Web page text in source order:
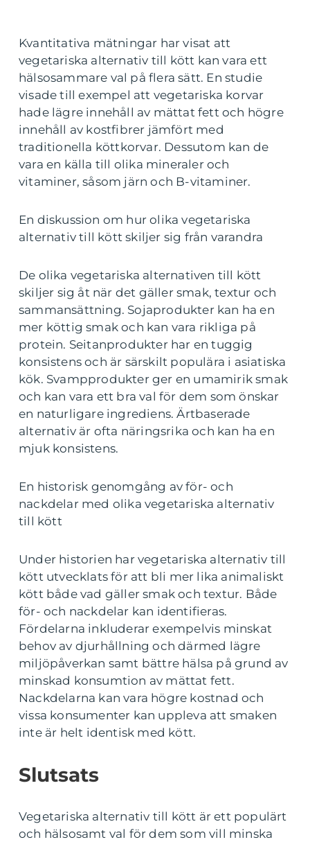
Kvantitativa mätningar har visat att
vegetariska alternativ till kött kan vara ett
hälsosammare val på flera sätt. En studie
visade till exempel att vegetariska korvar
hade lägre innehåll av mättat fett och högre
innehåll av kostfibrer jämfört med
traditionella köttkorvar. Dessutom kan de
vara en källa till olika mineraler och
vitaminer, såsom järn och B-vitaminer.
En diskussion om hur olika vegetariska
alternativ till kött skiljer sig från varandra
De olika vegetariska alternativen till kött
skiljer sig åt när det gäller smak, textur och
sammansättning. Sojaprodukter kan ha en
mer köttig smak och kan vara rikliga på
protein. Seitanprodukter har en tuggig
konsistens och är särskilt populära i asiatiska
kök. Svampprodukter ger en umamirik smak
och kan vara ett bra val för dem som önskar
en naturligare ingrediens. Ärtbaserade
alternativ är ofta näringsrika och kan ha en
mjuk konsistens.
En historisk genomgång av för- och
nackdelar med olika vegetariska alternativ
till kött
Under historien har vegetariska alternativ till
kött utvecklats för att bli mer lika animaliskt
kött både vad gäller smak och textur. Både
för- och nackdelar kan identifieras.
Fördelarna inkluderar exempelvis minskat
behov av djurhållning och därmed lägre
miljöpåverkan samt bättre hälsa på grund av
minskad konsumtion av mättat fett.
Nackdelarna kan vara högre kostnad och
vissa konsumenter kan uppleva att smaken
inte är helt identisk med kött.
Slutsats
Vegetariska alternativ till kött är ett populärt
och hälsosamt val för dem som vill minska